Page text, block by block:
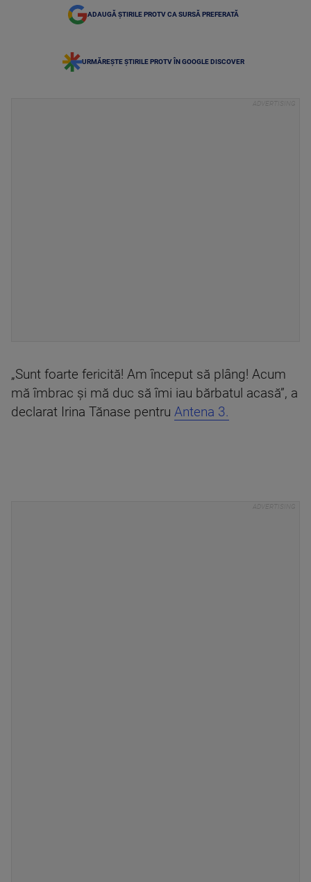
ADAUGĂ ȘTIRILE PROTV CA SURSĂ PREFERATĂ
URMĂREȘTE ȘTIRILE PROTV ÎN GOOGLE DISCOVER
„Sunt foarte fericită! Am început să plâng! Acum
mă îmbrac și mă duc să îmi iau bărbatul acasă”, a
declarat Irina Tănase pentru Antena 3.